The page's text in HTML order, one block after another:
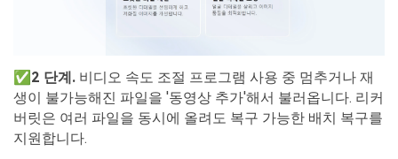
✅2 단계. 비디오 속도 조절 프로그램 사용 중 멈추거나 재
생이 불가능해진 파일을 '동영상 추가'해서 불러옵니다. 리커
버릿은 여러 파일을 동시에 올려도 복구 가능한 배치 복구를
지원합니다.